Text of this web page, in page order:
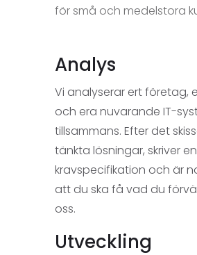
för små och medelstora
Analys
Vi analyserar ert företag,
och era nuvarande IT-
tillsammans. Efter det
tänkta lösningar, skriver en
kravspecifikation och är
att du ska få vad du
oss.
Utveckling